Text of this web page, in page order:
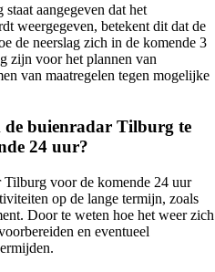
aangegeven dat het
weergegeven, betekent dit dat de
de neerslag zich in de komende 3
zijn voor het plannen van
van maatregelen tegen mogelijke
de buienradar Tilburg te
24 uur?
Tilburg voor de komende 24 uur
op de lange termijn, zoals
Door te weten hoe het weer zich
en eventueel